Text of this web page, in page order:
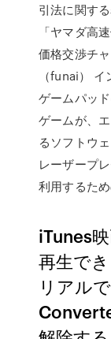
引法に関す
「ヤマダ高
価格交渉チ
（funai）
ゲームパッ
ゲームが、
るソフトウ
レーザープ
利用するた
iTunes
再生で
リアル